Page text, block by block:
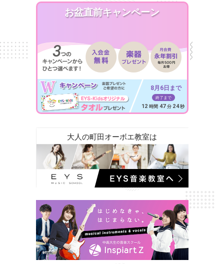
お盆直前キャンペーン
8月6日まで
終了まで
12 時間 47 分 22 秒
大人の町田オーボエ教室は